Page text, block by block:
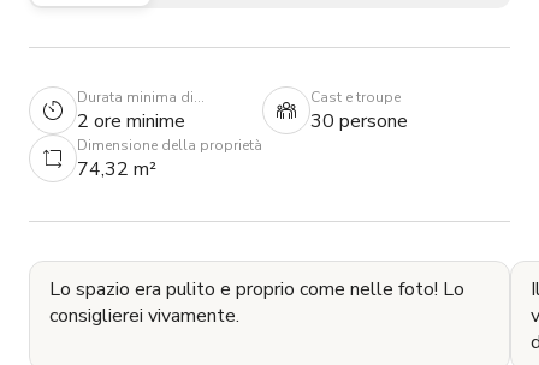
Durata minima di
prenotazione
2 ore minime
Cast e troupe
30 persone
Dimensione della proprietà
74,32 m²
Lo spazio era pulito e proprio come nelle foto! Lo
consiglierei vivamente.